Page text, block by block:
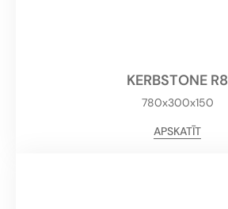
KERBSTONE R8
780x300x150
APSKATĪT